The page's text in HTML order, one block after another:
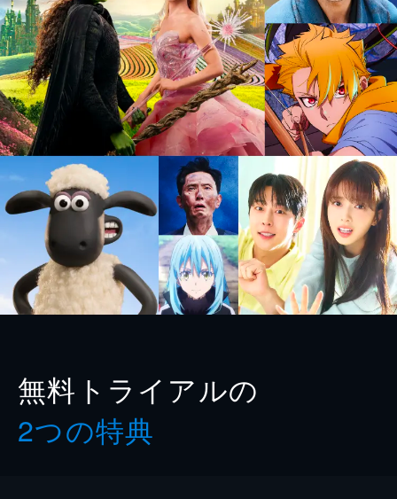
無料トライアルの
2つの特典